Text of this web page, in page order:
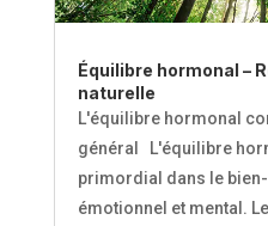
Équilibre hormonal –
naturelle
L'équilibre hormonal
général L'équilibre
primordial dans le
émotionnel et mental.